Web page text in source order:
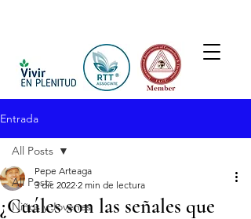
Entrada
All Posts
Niños y Jovenes
All Posts
¿Cuáles son las señales que
Pepe Arteaga
3 dic 2022 2 min de lectura